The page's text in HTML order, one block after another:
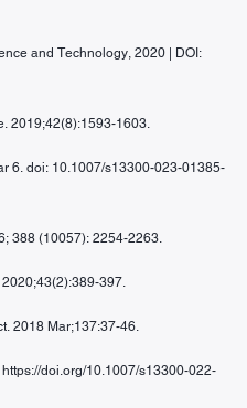
and Technology, 2020 | DOI:
2019;42(8):1593-1603.
6. doi: 10.1007/s13300-023-01385-
388 (10057): 2254-2263.
397.
2018 Mar;137:37-46.
doi.org/10.1007/s13300-022-